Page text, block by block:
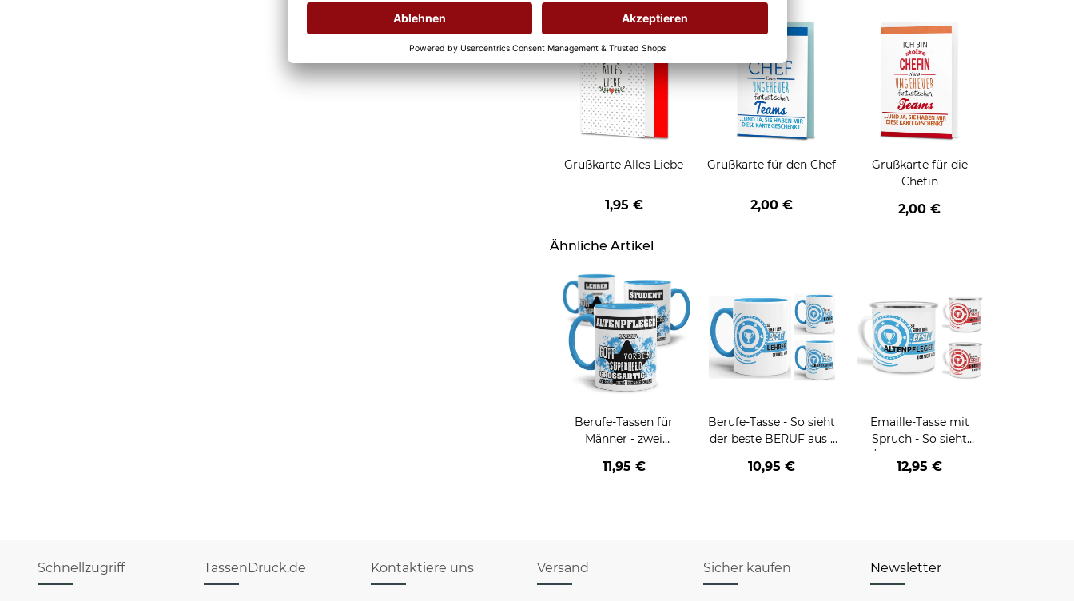
Grußkarte Alles Liebe
1,95 €
Grußkarte für den Chef
2,00 €
Grußkarte für die
Chefin
2,00 €
Ähnliche Artikel
Berufe-Tassen für
Männer - zwei
11,95 €
Berufe-Tasse - So sieht
der beste BERUF aus -
Männer - Hellblau
10,95 €
Emaille-Tasse mit
Spruch - So sieht
- aus
12,95 €
Schnellzugriff TassenDruck.de Kontaktiere uns Versand Sicher kaufen Newsletter